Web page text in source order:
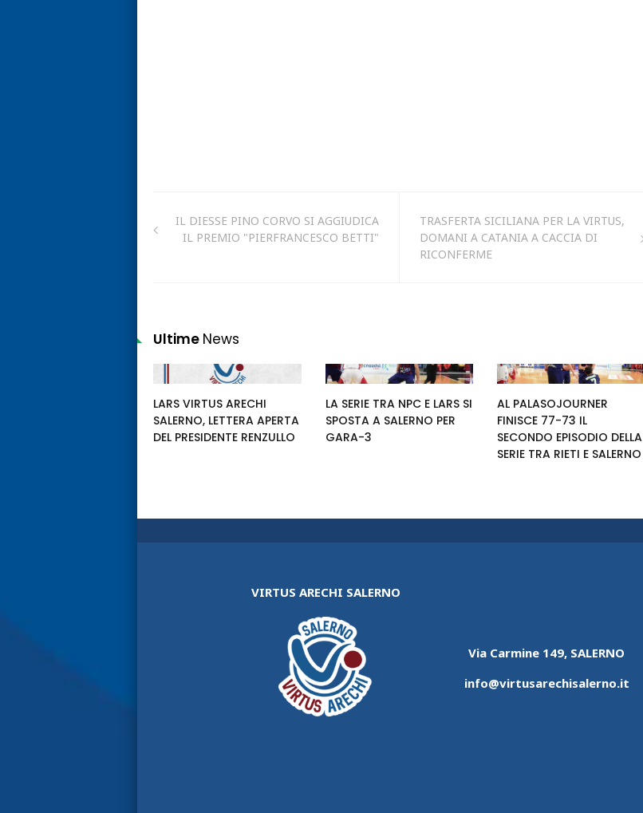
IL DIESSE PINO CORVO SI AGGIUDICA
IL PREMIO "PIERFRANCESCO BETTI"
TRASFERTA SICILIANA PER LA VIRTUS,
DOMANI A CATANIA A CACCIA DI
RICONFERME
Ultime News
LARS VIRTUS ARECHI
SALERNO, LETTERA APERTA
DEL PRESIDENTE RENZULLO
LA SERIE TRA NPC E LARS SI
SPOSTA A SALERNO PER
GARA-3
AL PALASOJOURNER
FINISCE 77-73 IL
SECONDO EPISODIO DELLA
SERIE TRA RIETI E SALERNO
VIRTUS ARECHI SALERNO
Via Carmine 149, SALERNO
info@virtusarechisalerno.it